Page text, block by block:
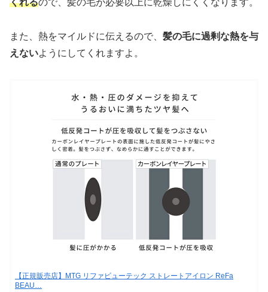
くれるので、髪の毛が必要以上に乾燥しにくくなります。
また、熱をマイルドに伝えるので、 髪の毛に過剰な熱を与
えないようにしてくれますよ。
【正規販売店】MTG リファビューテック ストレートアイロン ReFa
BEAU…